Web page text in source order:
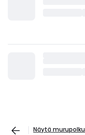
Näytä murupolku